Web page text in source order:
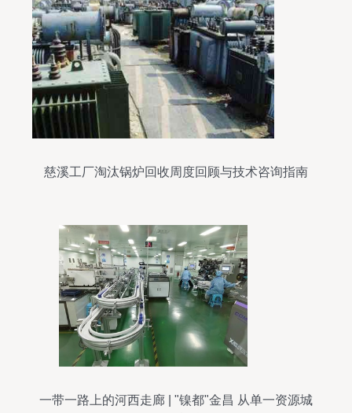
慈溪工厂淘汰锅炉回收周度回顾与技术咨询指南
一带一路上的河西走廊 | "镍都"金昌 从单一资源城